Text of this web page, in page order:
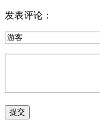
发表评论：